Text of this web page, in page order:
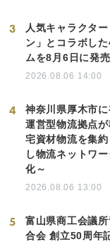
3
人気キャラクター
ン」とコラボし
ムを8月6日に発売
2026.08.06 14:00
4
神奈川県厚木市
運営型物流拠点
宅資材物流を集
し物流ネットワ
化～
2026.08.06 13:00
5
富山県商工会議
合会 創立50周年